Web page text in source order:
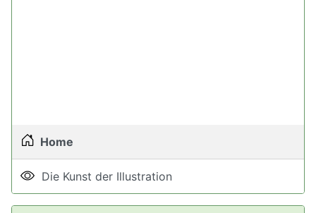
Home
Die Kunst der Illustration